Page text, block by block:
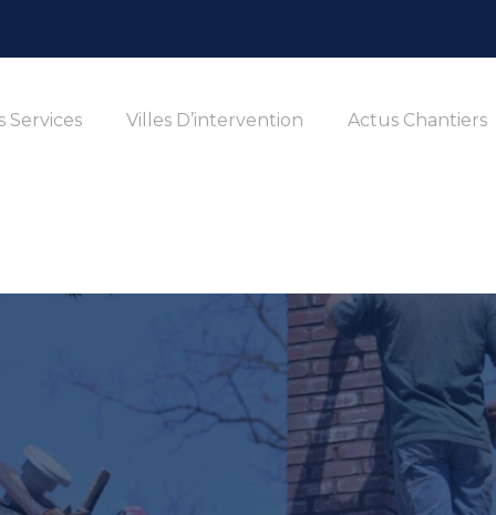
Services Villes D’intervention Actus Chantiers